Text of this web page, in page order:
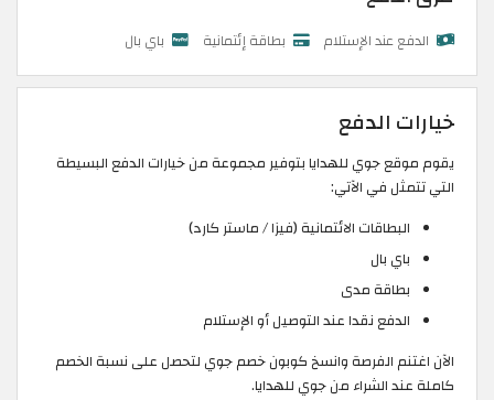
الدفع عند الإستلام بطاقة إئتمانية باي بال
خيارات الدفع
يقوم موقع جوي للهدايا بتوفير مجموعة من خيارات الدفع البسيطة
التي تتمثل في الآتي:
البطاقات الائتمانية (فيزا / ماستر كارد)
باي بال
بطاقة مدى
الدفع نقدا عند التوصيل أو الإستلام
الآن اغتنم الفرصة وانسخ كوبون خصم جوي لتحصل على نسبة الخصم
كاملة عند الشراء من جوي للهدايا.